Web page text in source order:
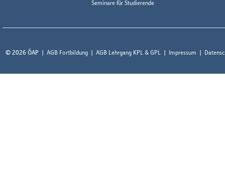
Seminare für Studierende
© 2026 ÖAP AGB Fortbildung AGB Lehrgang KPL & GPL Impressum